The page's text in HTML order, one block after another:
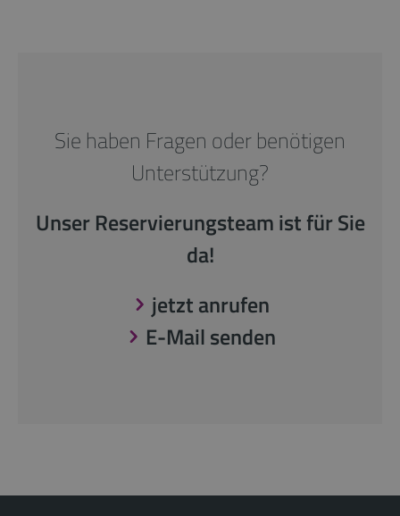
Sie haben Fragen oder benötigen
Unterstützung?
Unser Reservierungsteam ist für Sie
da!
jetzt anrufen
E-Mail senden